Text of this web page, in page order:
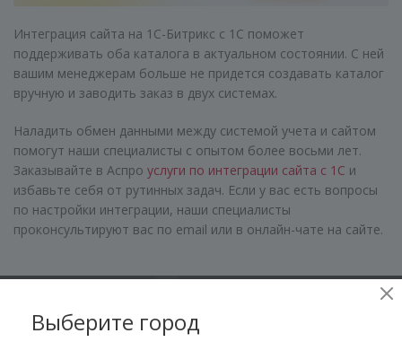
Интеграция сайта на 1С-Битрикс с 1С поможет
поддерживать оба каталога в актуальном состоянии. С ней
вашим менеджерам больше не придется создавать каталог
вручную и заводить заказ в двух системах.
Наладить обмен данными между системой учета и сайтом
помогут наши специалисты с опытом более восьми лет.
Заказывайте в Аспро услуги по интеграции сайта с 1С и
избавьте себя от рутинных задач. Если у вас есть вопросы
по настройки интеграции, наши специалисты
проконсультируют вас по email или в онлайн-чате на сайте.
Подпишитесь на нашу рассылку, и получите
Выберите город